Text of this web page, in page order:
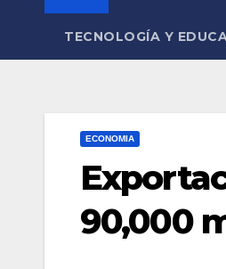
TECNOLOGÍA Y
ECONOMIA
90,000